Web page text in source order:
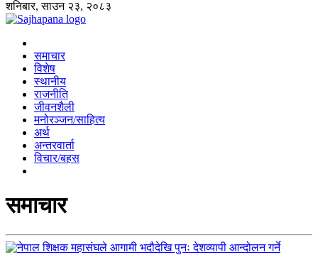
शनिबार, साउन २३, २०८३
समाचार
विशेष
स्थानीय
राजनीति
जीवनशैली
मनोरञ्जन/साहित्य
अर्थ
अन्तरवार्ता
विचार/बहस
समाचार